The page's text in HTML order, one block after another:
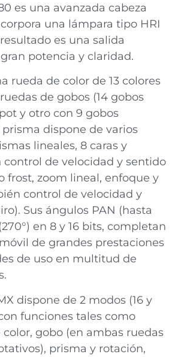
es una avanzada cabeza
una lámpara tipo HRI
es una salida
potencia y claridad.
rueda de color de 13 colores
de gobos (14 gobos
y otro con 9 gobos
prisma dispone de varios
lineales, 8 caras y
control de velocidad y sentido
frost, zoom lineal, enfoque y
control de velocidad y
Sus ángulos PAN (hasta
en 8 y 16 bits, completan
de grandes prestaciones
de uso en multitud de
dispone de 2 modos (16 y
funciones tales como
gobo (en ambas ruedas
prisma y rotación,